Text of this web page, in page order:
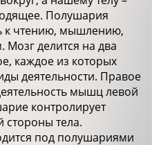
Полушария
к чтению, мышлению,
делится на два
каждое из которых
деятельности. Правое
мышц левой
контролирует
тела.
под полушариями